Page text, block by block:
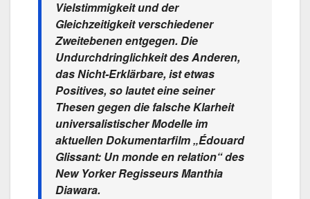
Vielstimmigkeit und der
Gleichzeitigkeit verschiedener
Zweitebenen entgegen. Die
Undurchdringlichkeit des Anderen,
das Nicht-Erklärbare, ist etwas
Positives, so lautet eine seiner
Thesen gegen die falsche Klarheit
universalistischer Modelle im
aktuellen Dokumentarfilm „Édouard
Glissant: Un monde en relation“ des
New Yorker Regisseurs Manthia
Diawara.